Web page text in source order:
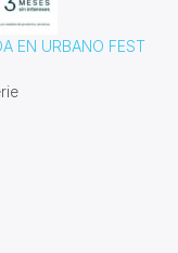
EN URBANO FEST